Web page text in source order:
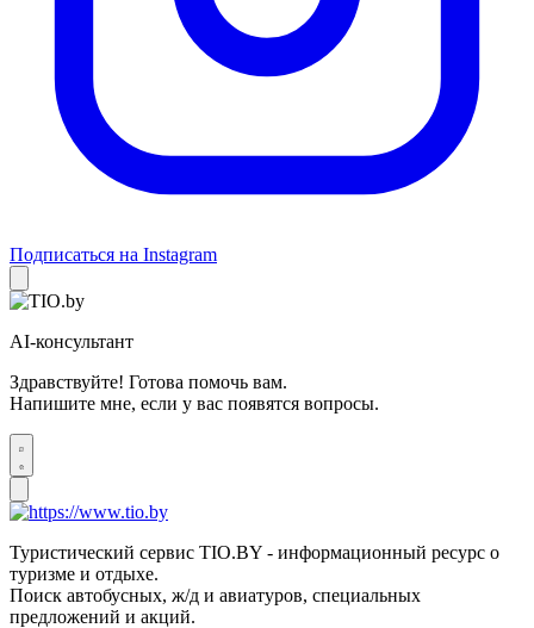
Подписаться на Instagram
AI-консультант
Здравствуйте! Готова помочь вам.
Напишите мне, если у вас появятся вопросы.
Туристический сервис TIO.BY - информационный ресурс о
туризме и отдыхе.
Поиск автобусных, ж/д и авиатуров, специальных
предложений и акций.